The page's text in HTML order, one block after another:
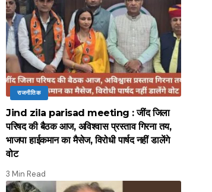
राजनीतिक
Jind zila parisad meeting : जींद जिला
परिषद की बैठक आज, अविश्वास प्रस्ताव गिरना तय,
भाजपा हाईकमान का मैसेज, विरोधी पार्षद नहीं डालेंगे
वोट
3 Min Read